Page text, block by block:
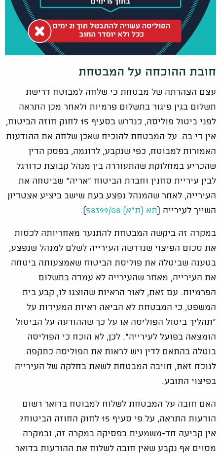
חובת ההוכחה על המבטחת
עצם הצהרתה של מבטחת כי שלחה למבוטח דרישת
תשלום בגין פיגור בתשלום פרמיות ולאחר מכן התראה
לפני ביטול פוליסה, כנדרש בסעיף 15 לחוק חוזה הביטוח,
אין די בה. על המבטחת להוכיח שאכן שלחה את ההודעות
האמורות למבוטח, כפי שנקבע, לדוגמה, בפסק הדין
שהכריע במחלוקת שהתעוררה בין מנהל קבוצת כדורגל
לבין עיריית סחנין וחברת הביטוח "אריה" שביטחה את
העירייה, לאחר שהמנהל נפצע בעת שישב ביציע אצטדיון
השייך לעירייה (תא (ת"א) 58399/08 ).
במקרה זה ביקשה המבטחת להתנער מאחריותה לכסות
את סכום הפיצוי שנדרשה העירייה לשלם למנהל שנפצע,
בטענה שביטלה את פוליסת הביטוח שאמצעותה ביטחה
את העירייה, מאחר שהעירייה לא עמדה בתשלום
הפרמיות. עם זאת, לאור הראיות שהוצגו לו, קבע בית
המשפט, כי המבטחת לא הביאה ראיות המעידות על
"תהליך ביטול הפוליסה או על כך שההודעה על הביטול
הומצאה בפועל לעירייה". לכן, לא הוכח כי הפוליסה
בוטלה בהתאם לדין ויש לראות את הפוליסה כתקפה.
לנוכח זאת, חויבה המבטחת לשאת בחלקה של העירייה
בפיצוי התובע.
האם חובה על המבטחת לשלוח למבוטח בדואר רשום
הודעות התראה, על פי סעיף 15 לחוק החוזה הביטוח?
אין קביעה חד-משמעית בפסיקה במקרה זה, ובמקרה
מסוים אף נקבע שאין חובה לשלוח את ההודעות בדואר